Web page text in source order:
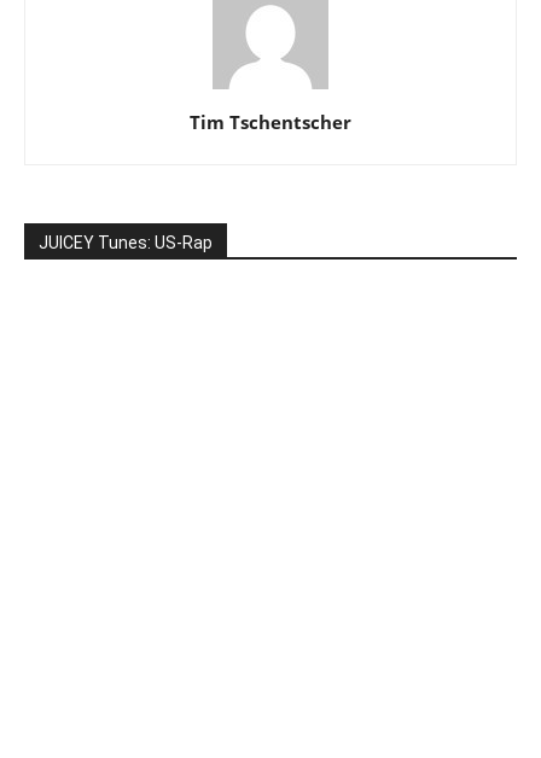
Tim Tschentscher
JUICEY Tunes: US-Rap